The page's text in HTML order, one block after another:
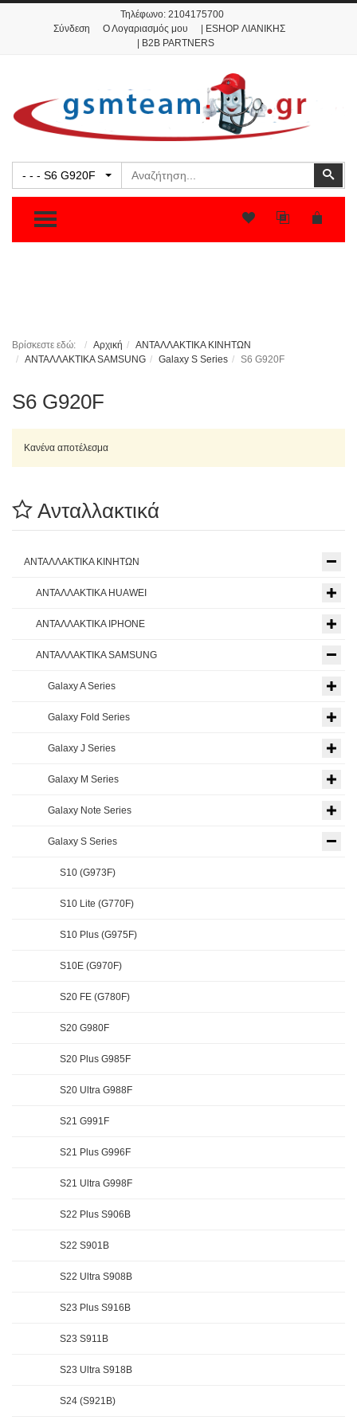
Τηλέφωνο: 2104175700
Σύνδεση
Ο Λογαριασμός μου
| ESHOP ΛΙΑΝΙΚΗΣ
| B2B PARTNERS
- - - S6 G920F
TOGGLE MENU
Βρίσκεστε εδώ: Αρχική
ΑΝΤΑΛΛΑΚΤΙΚΑ ΚΙΝΗΤΩΝ
ΑΝΤΑΛΛΑΚΤΙΚΑ SAMSUNG
Galaxy S Series S6 G920F
S6 G920F
Κανένα αποτέλεσμα
Ανταλλακτικά
ΑΝΤΑΛΛΑΚΤΙΚΑ ΚΙΝΗΤΩΝ
ΑΝΤΑΛΛΑΚΤΙΚΑ HUAWEI
ΑΝΤΑΛΛΑΚΤΙΚΑ IPHONE
ΑΝΤΑΛΛΑΚΤΙΚΑ SAMSUNG
Galaxy A Series
Galaxy Fold Series
Galaxy J Series
Galaxy M Series
Galaxy Note Series
Galaxy S Series
S10 (G973F)
S10 Lite (G770F)
S10 Plus (G975F)
S10E (G970F)
S20 FE (G780F)
S20 G980F
S20 Plus G985F
S20 Ultra G988F
S21 G991F
S21 Plus G996F
S21 Ultra G998F
S22 Plus S906B
S22 S901B
S22 Ultra S908B
S23 Plus S916B
S23 S911B
S23 Ultra S918B
S24 (S921B)